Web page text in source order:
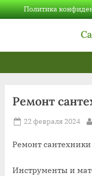
Skip
to
Политика
Ремонт
Posted
22 февраля 2024
Ремонт
Инструменты и